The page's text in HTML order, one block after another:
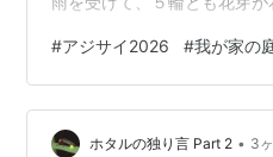
笑）。 植物は、自分で季節
長し、花が咲き、実を結ぶ
ある。誰がいったから、で
責任を自分で担う。そんな風
#アジサイ2026 #我が家の
ホタルの独り言 Part 2 • 3